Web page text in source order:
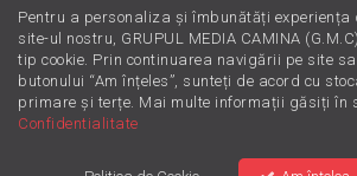
Hiturile se ascultă la
Pentru a personaliza și îmbunătăți experiența
site-ul nostru, GRUPUL MEDIA CAMINA
tip cookie. Prin continuarea navigării pe site
butonului “Am înțeles”, sunteți de acord cu
primare și terțe. Mai multe informații găsiți în
Confidentialitate